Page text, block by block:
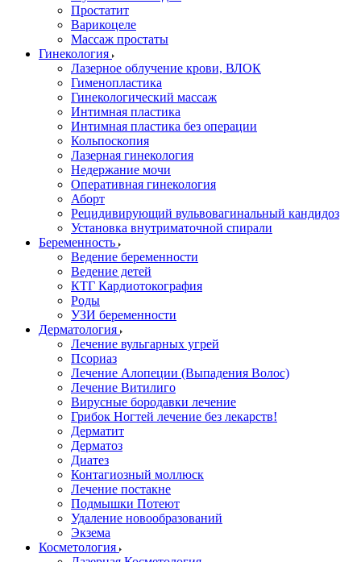
Простатит
Варикоцеле
Массаж простаты
Гинекология
Лазерное облучение крови, ВЛОК
Гименопластика
Гинекологический массаж
Интимная пластика
Интимная пластика без операции
Кольпоскопия
Лазерная гинекология
Недержание мочи
Оперативная гинекология
Аборт
Рецидивирующий вульвовагинальный кандидоз
Установка внутриматочной спирали
Беременность
Ведение беременности
Ведение детей
КТГ Кардиотокография
Роды
УЗИ беременности
Дерматология
Лечение вульгарных угрей
Псориаз
Лечение Алопеции (Выпадения Волос)
Лечение Витилиго
Вирусные бородавки лечение
Грибок Ногтей лечение без лекарств!
Дерматит
Дерматоз
Диатез
Контагиозный моллюск
Лечение постакне
Подмышки Потеют
Удаление новообразований
Экзема
Косметология